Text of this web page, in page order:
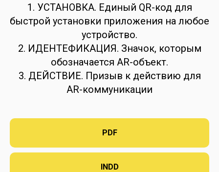
1. УСТАНОВКА. Единый QR-код для
быстрой установки приложения на любое
устройство.
2. ИДЕНТЕФИКАЦИЯ. Значок, которым
обозначается AR-объект.
3. ДЕЙСТВИЕ. Призыв к действию для
AR-коммуникации
PDF
INDD